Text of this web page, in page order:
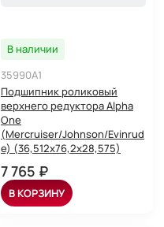
В наличии
35990A1
Подшипник роликовый
верхнего редуктора Alpha
One
(Mercruiser/Johnson/Evinrud
e) (36,512x76,2x28,575)
7 765 ₽
В КОРЗИНУ